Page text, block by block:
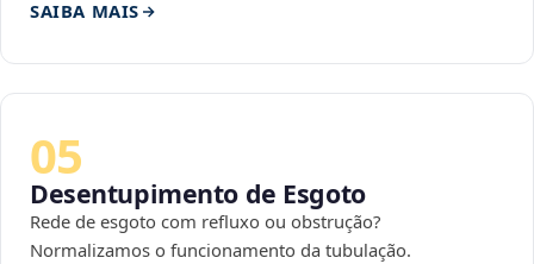
SAIBA MAIS
05
Desentupimento de Esgoto
Rede de esgoto com refluxo ou obstrução?
Normalizamos o funcionamento da tubulação.